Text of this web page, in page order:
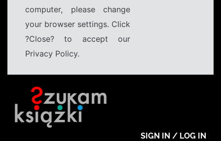
computer, please change
your browser settings. Click
?Close? to accept our
Privacy Policy.
SIGN IN / LOG IN